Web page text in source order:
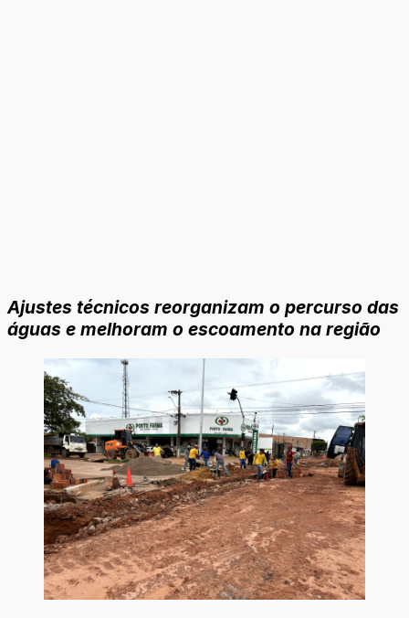
Ajustes técnicos reorganizam o percurso das
águas e melhoram o escoamento na região